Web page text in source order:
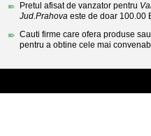
Pretul afisat de vanzator pentru
Jud.Prahova este de doar 100.00
Cauti firme care ofera produse
pentru a obtine cele mai